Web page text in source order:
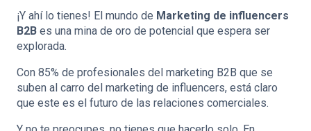
¡Y ahí lo tienes! El mundo de Marketing de influencers
B2B es una mina de oro de potencial que espera ser
explorada.
Con 85% de profesionales del marketing B2B que se
suben al carro del marketing de influencers, está claro
que este es el futuro de las relaciones comerciales.